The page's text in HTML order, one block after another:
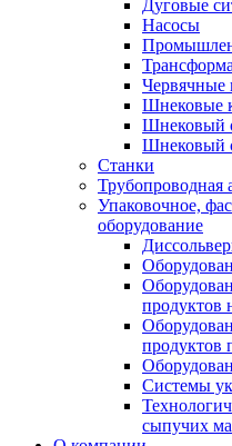
Дуговые
Насосы
Червячные
Шнековые
Шнековый
Шнековый
Станки
Трубопроводная
Упаковочное,
оборудование
продуктов
продуктов
Системы
сыпучих